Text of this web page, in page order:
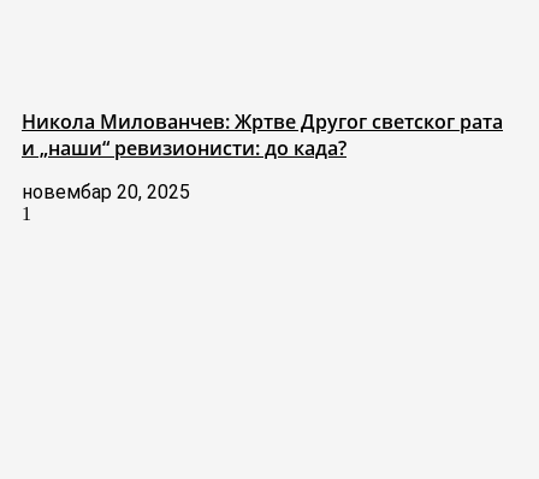
Никола Милованчев: Жртве Другог светског рата
и „наши“ ревизионисти: до када?
новембар 20, 2025